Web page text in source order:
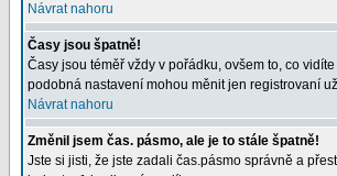
Návrat nahoru
Časy jsou špatně!
Časy jsou téměř vždy v pořádku, ovšem to, co
podobná nastavení mohou měnit jen registrovaní
Návrat nahoru
Změnil jsem čas. pásmo, ale je to stále špatně!
Jste si jisti, že jste zadali čas.pásmo správně a